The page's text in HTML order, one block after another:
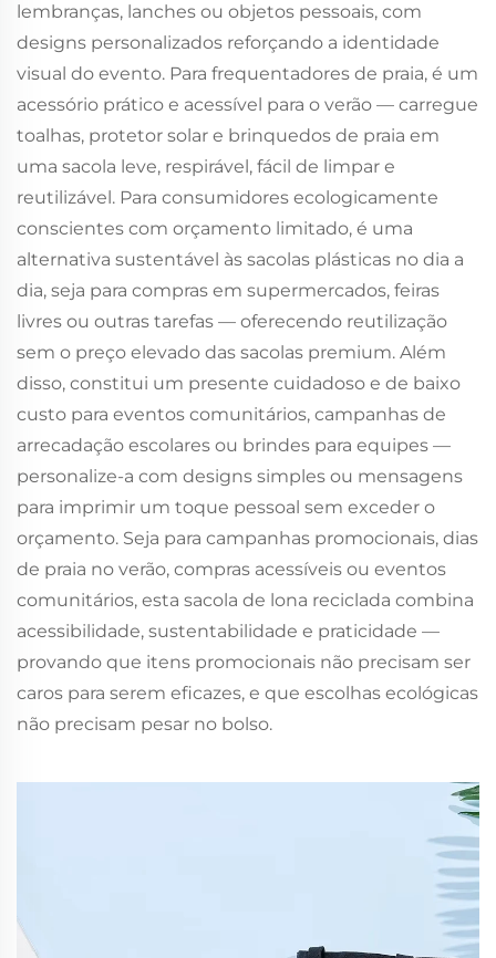
lembranças, lanches ou objetos pessoais, com
designs personalizados reforçando a identidade
visual do evento. Para frequentadores de praia, é um
acessório prático e acessível para o verão — carregue
toalhas, protetor solar e brinquedos de praia em
uma sacola leve, respirável, fácil de limpar e
reutilizável. Para consumidores ecologicamente
conscientes com orçamento limitado, é uma
alternativa sustentável às sacolas plásticas no dia a
dia, seja para compras em supermercados, feiras
livres ou outras tarefas — oferecendo reutilização
sem o preço elevado das sacolas premium. Além
disso, constitui um presente cuidadoso e de baixo
custo para eventos comunitários, campanhas de
arrecadação escolares ou brindes para equipes —
personalize-a com designs simples ou mensagens
para imprimir um toque pessoal sem exceder o
orçamento. Seja para campanhas promocionais, dias
de praia no verão, compras acessíveis ou eventos
comunitários, esta sacola de lona reciclada combina
acessibilidade, sustentabilidade e praticidade —
provando que itens promocionais não precisam ser
caros para serem eficazes, e que escolhas ecológicas
não precisam pesar no bolso.